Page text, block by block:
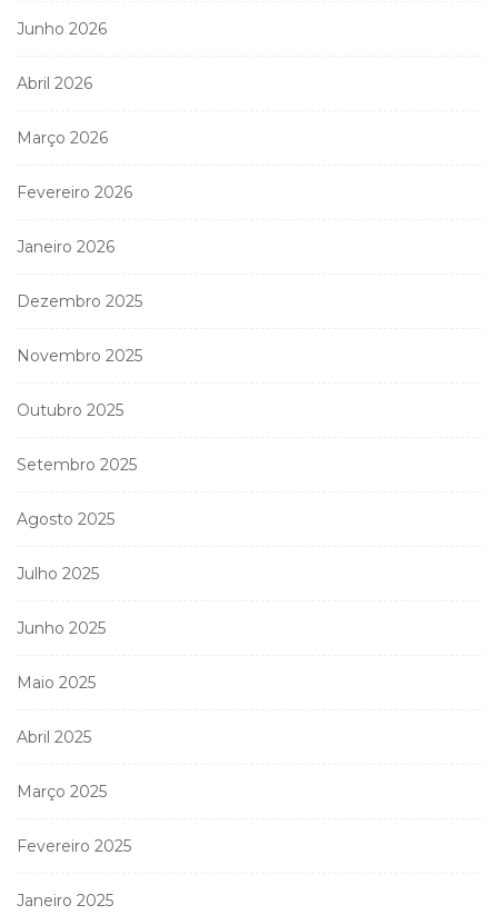
Junho 2026
Abril 2026
Março 2026
Fevereiro 2026
Janeiro 2026
Dezembro 2025
Novembro 2025
Outubro 2025
Setembro 2025
Agosto 2025
Julho 2025
Junho 2025
Maio 2025
Abril 2025
Março 2025
Fevereiro 2025
Janeiro 2025